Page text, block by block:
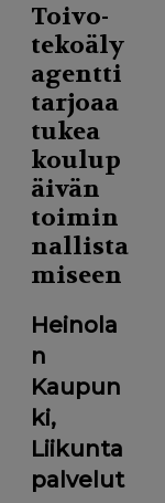
Toivo-
tekoäly
agentti
tarjoaa
tukea
koulup
äivän
toimin
nallista
miseen
Heinola
n
Kaupun
ki,
Liikunta
palvelut